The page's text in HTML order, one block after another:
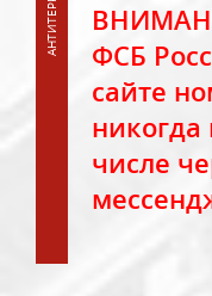
ФСБ
сайте
никогда
числе